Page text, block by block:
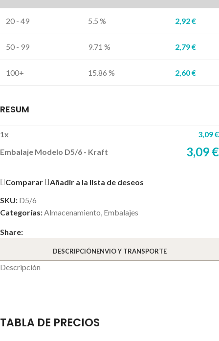
20 - 49 5.5 % 2,92€
50 - 99 9.71 % 2,79€
100+ 15.86 % 2,60€
RESUM
1x 3,09€
Embalaje Modelo D5/6 - Kraft
3,09 €
Comparar
Añadir a la lista de deseos
SKU: D5/6
Categorías: Almacenamiento Embalajes
Share:
DESCRIPCIÓNENVIO Y TRANSPORTE
Descripción
TABLA DE PRECIOS